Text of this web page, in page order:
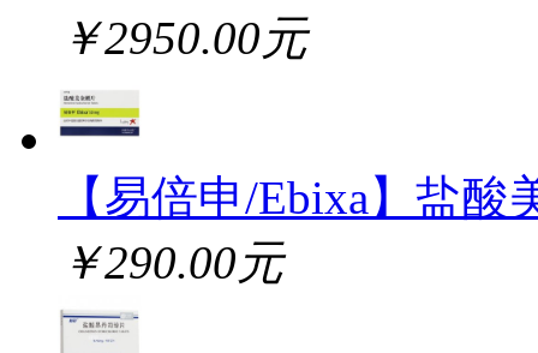
￥2950.00元
【易倍申/Ebixa】盐酸
￥290.00元